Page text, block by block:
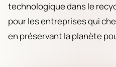
technologique dans le
pour les entreprises qui
en préservant la planète